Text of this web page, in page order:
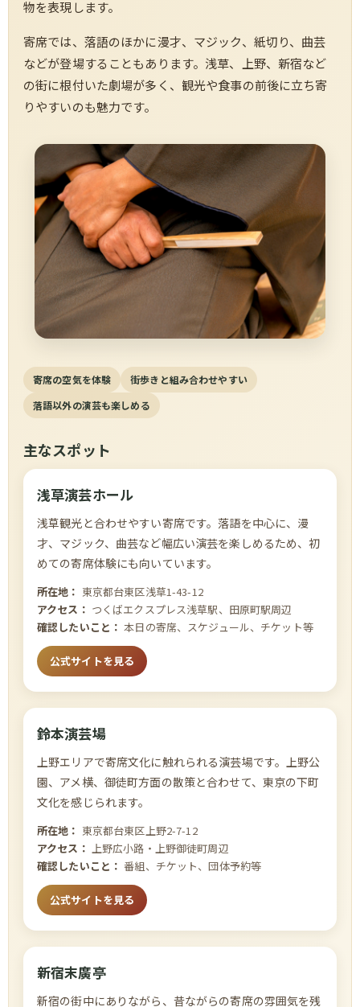
物を表現します。
寄席では、落語のほかに漫才、マジック、紙切り、曲芸
などが登場することもあります。浅草、上野、新宿など
の街に根付いた劇場が多く、観光や食事の前後に立ち寄
りやすいのも魅力です。
寄席の空気を体験
街歩きと組み合わせやすい
落語以外の演芸も楽しめる
主なスポット
浅草演芸ホール
浅草観光と合わせやすい寄席です。落語を中心に、漫
才、マジック、曲芸など幅広い演芸を楽しめるため、初
めての寄席体験にも向いています。
所在地： 東京都台東区浅草1-43-12
アクセス： つくばエクスプレス浅草駅、田原町駅周辺
確認したいこと：本日の寄席、スケジュール、チケット等
公式サイトを見る
鈴本演芸場
上野エリアで寄席文化に触れられる演芸場です。上野公
園、アメ横、御徒町方面の散策と合わせて、東京の下町
文化を感じられます。
所在地： 東京都台東区上野2-7-12
アクセス： 上野広小路・上野御徒町周辺
確認したいこと： 番組、チケット、団体予約等
公式サイトを見る
新宿末廣亭
新宿の街中にありながら、昔ながらの寄席の雰囲気を残